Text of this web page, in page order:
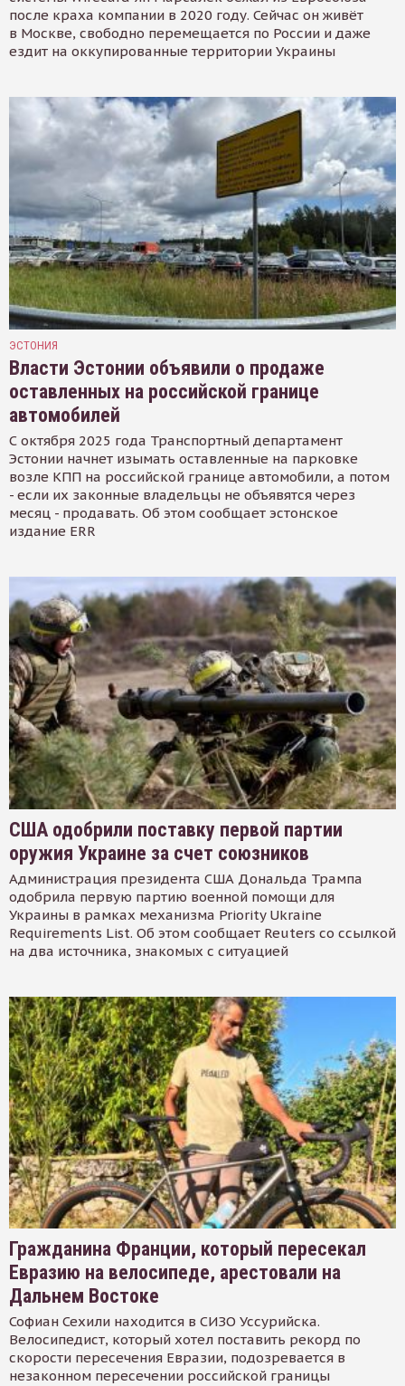
после краха компании в 2020 году. Сейчас он живёт
в Москве, свободно перемещается по России и даже
ездит на оккупированные территории Украины
ЭСТОНИЯ
Власти Эстонии объявили о продаже
оставленных на российской границе
автомобилей
С октября 2025 года Транспортный департамент
Эстонии начнет изымать оставленные на парковке
возле КПП на российской границе автомобили, а потом
- если их законные владельцы не объявятся через
месяц - продавать. Об этом сообщает эстонское
издание ERR
США одобрили поставку первой партии
оружия Украине за счет союзников
Администрация президента США Дональда Трампа
одобрила первую партию военной помощи для
Украины в рамках механизма Priority Ukraine
Requirements List. Об этом сообщает Reuters со ссылкой
на два источника, знакомых с ситуацией
Гражданина Франции, который пересекал
Евразию на велосипеде, арестовали на
Дальнем Востоке
Софиан Сехили находится в СИЗО Уссурийска.
Велосипедист, который хотел поставить рекорд по
скорости пересечения Евразии, подозревается в
незаконном пересечении российской границы